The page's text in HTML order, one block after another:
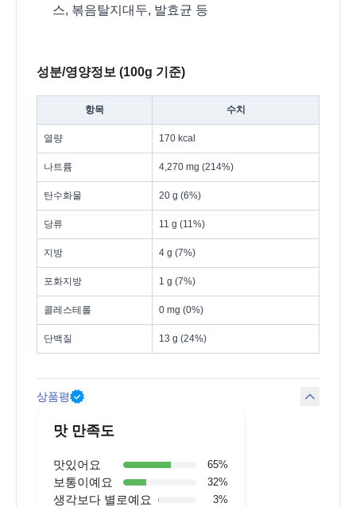
스, 볶음탈지대두, 발효균 등
성분/영양정보 (100g 기준)
항목 수치
열량 170 kcal
나트륨 4,270 mg (214%)
탄수화물 20 g (6%)
당류 11 g (11%)
지방 4 g (7%)
포화지방 1 g (7%)
콜레스테롤 0 mg (0%)
단백질 13 g (24%)
상품평
맛 만족도
맛있어요 65%
보통이예요 32%
생각보다 별로예요 3%